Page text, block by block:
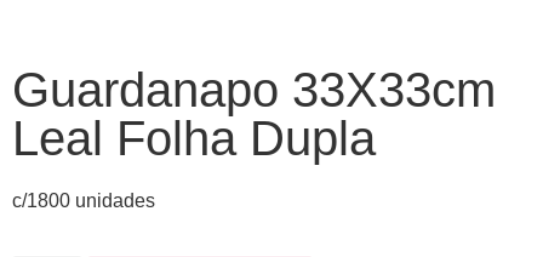
Guardanapo 33X33cm
Leal Folha Dupla
c/1800 unidades